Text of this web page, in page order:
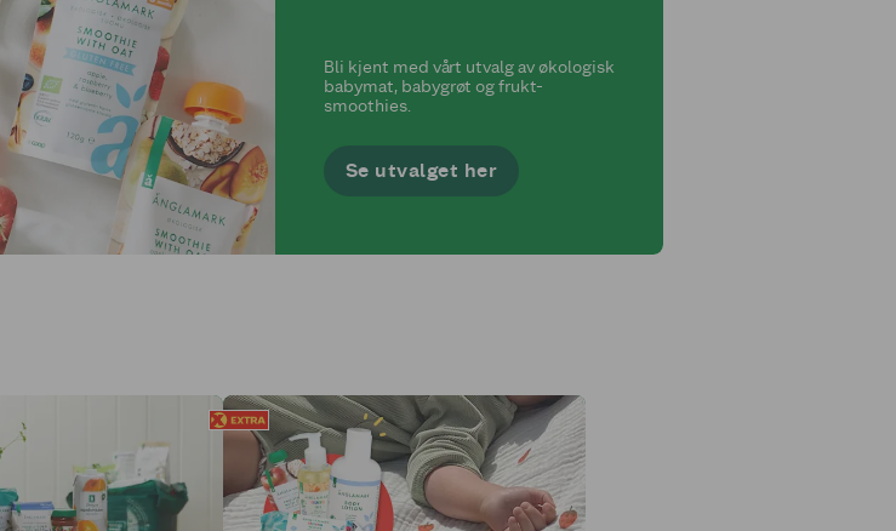
Bli kjent med vårt utvalg av økologisk
babymat, babygrøt og frukt-
smoothies.
Se utvalget her